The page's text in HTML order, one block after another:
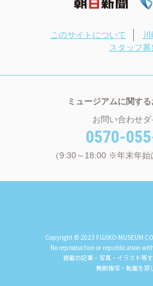
このサイトについて
スタッフ募
ミュージアムに関す
お問い合わせ
0570-
（9:30～18:00 ※年末年始
Copyright © 2023 FUJIKO-MUSEUM
No reproduction or republication
掲載の記事・写真・イラスト等
無断複写・転載を禁